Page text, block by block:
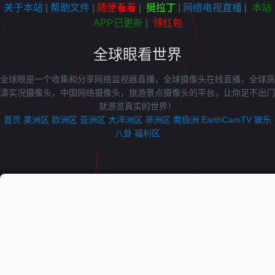
关于本站 帮助文件 随便看看 挺拉丁 |网络电视直播
本站
APP已更新| 领红包
全球眼看世界
全球眼是一个收集和分享网络监视器直播，全球摄像头在线直播，全球高
清实况摄像头，中国网络摄像头，旅游景点摄像头的平台，让你足不出门
就游览真实的世界！
首页 美洲区 欧洲区 亚洲区 大洋洲区 非洲区 南极洲 EarthCamTV 娱乐
八卦 福利区